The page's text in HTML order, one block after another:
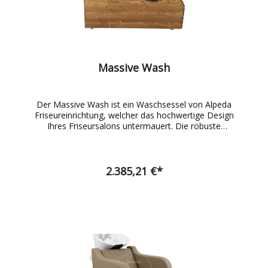
Massive Wash
Der Massive Wash ist ein Waschsessel von Alpeda
Friseureinrichtung, welcher das hochwertige Design
Ihres Friseursalons untermauert. Die robuste
integrieren. Das Produkt wird mit dem
Keramikbecken inklusive der Einhebelmischbatterie
140 cm MD: 170 cm H1: 105 cm Interessenten
können eine große Auswahl unserer Produkte in
unserem Showroom besichtigen. Bei diesem
Waschsessel können Sie den Farbton des
2.385,21 €*